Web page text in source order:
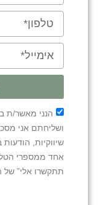
הנני מאשר/ת
ושליחתם אני
שיווקיות,
אחד ממספרי
תתקשרו אלי” של